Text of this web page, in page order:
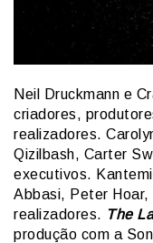
Neil Druckmann e
criadores,
realizadores.
Qizilbash, Carter
executivos.
Abbasi, Peter Hoar,
realizadores. The
produção com a